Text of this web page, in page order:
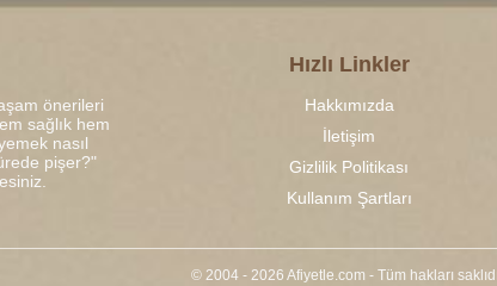
önerileri
sağlık hem
nasıl
pişer?"
Hızlı Linkler
Hakkımızda
İletişim
Gizlilik Politikası
Kullanım Şartları
© 2004 - 2026 Afiyetle.com - Tüm hakları